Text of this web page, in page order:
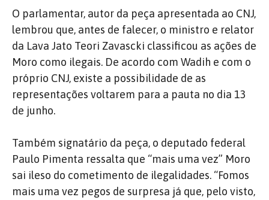
O parlamentar, autor da peça apresentada ao CNJ,
lembrou que, antes de falecer, o ministro e relator
da Lava Jato Teori Zavascki classificou as ações de
Moro como ilegais. De acordo com Wadih e com o
próprio CNJ, existe a possibilidade de as
representações voltarem para a pauta no dia 13
de junho.
Também signatário da peça, o deputado federal
Paulo Pimenta ressalta que “mais uma vez” Moro
sai ileso do cometimento de ilegalidades. “Fomos
mais uma vez pegos de surpresa já que, pelo visto,